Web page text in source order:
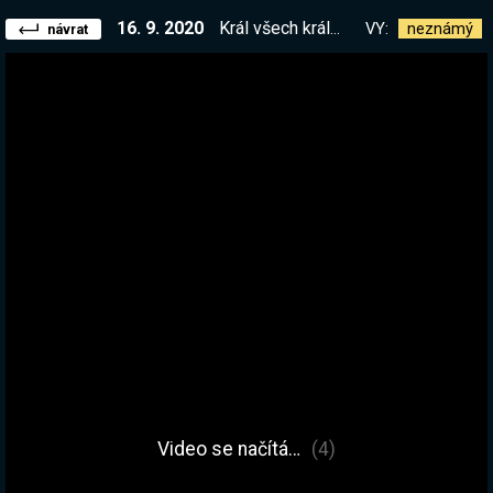
návrat 16. 9. 2020 Král všech králů. Bez načítání IRONMAN. Crusader Kings Naposledy? Chceš víc? Piš, ty zvíře! VY: neznámý
Video se načítá… (4)